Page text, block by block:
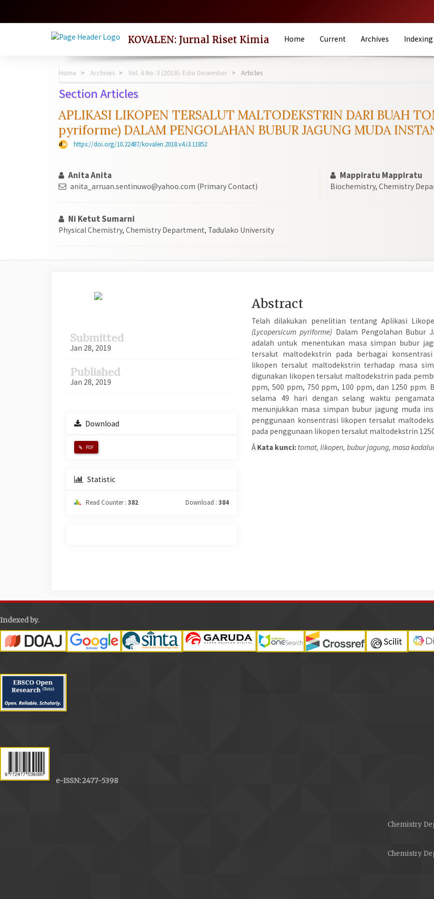
KOVALEN: Jurnal Riset Kimia Home Current Archives Indexing
Home Archives Vol. 4 No. 3 (2018): Edisi Desember Articles
Section Articles
APLIKASI LIKOPEN TERSALUT MALTODEKSTRIN DARI BUAH
pyriforme) DALAM PENGOLAHAN BUBUR JAGUNG MUDA
https://doi.org/10.22487/kovalen.2018.v4.i3.11852
Anita Anita
anita_arruan.sentinuwo@yahoo.com (Primary Contact)
Mappiratu Mappiratu
Biochemistry, Chemistry
Ni Ketut Sumarni
Physical Chemistry, Chemistry Department, Tadulako University
Article
Submitted
Jan 28, 2019
Published
Jan 28, 2019
Download
PDF
Statistic
Read Counter : 382 Download :384
Main
Article
Content
Abstract
Telah dilakukan penelitian tentang Aplikasi
(Lycopersicum pyriforme) Dalam Pengolahan Bubur
adalah untuk menentukan masa simpan bubur
tersalut maltodekstrin pada berbagai
likopen tersalut maltodekstrin terhadap masa
digunakan likopen tersalut maltodekstrin pada
ppm, 500 ppm, 750 ppm, 100 ppm, dan 1250 ppm.
selama 49 hari dengan selang waktu
menunjukkan masa simpan bubur jagung muda
penggunaan konsentrasi likopen tersalut
pada penggunaan likopen tersalut maltodekstrin
ÂKata kunci: tomat, likopen, bubur jagung, masa
Indexed by.
e-ISSN: 2477-5398
Chemistry
Chemistry